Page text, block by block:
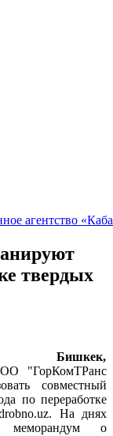
твердых
Бишкек,
"ГорКомТРанс
совместный
по переработке
На днях
меморандум о